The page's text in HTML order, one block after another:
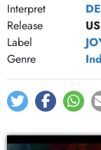
Interpret
Release
Label
Genre